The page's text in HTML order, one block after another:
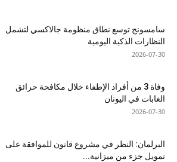
سامسونج توسع نطاق منظومة جالاكسي لتشمل
النظارات الذكية اليومية
2026-07-30
وفاة 3 من أفراد الإطفاء خلال مكافحة حرائق
الغابات في اليونان
2026-07-30
البرلمان: النظر في مشروع قانون للموافقة على
تمويل جزء من ميزانية...